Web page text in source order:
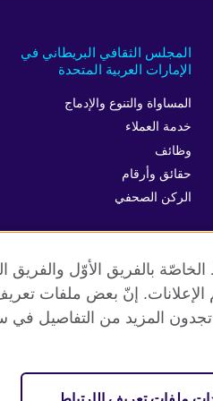
المجلس الثقافي البريطاني في
الإمارات العربية المتحدة
المساواة والتنوع والإدماج
خدمة العملاء
وظائف
حقائق وأرقام
الركن الصحفي
بالفريق الأوّل
الإعلانات. إنّ بعض ملفات
المزيد من التفاصيل في